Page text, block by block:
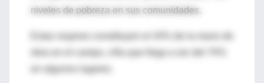
niveles de pobreza en sus comunidades.
obra en el campo, cifra que llega a ser del 70%
en algunos lugares.